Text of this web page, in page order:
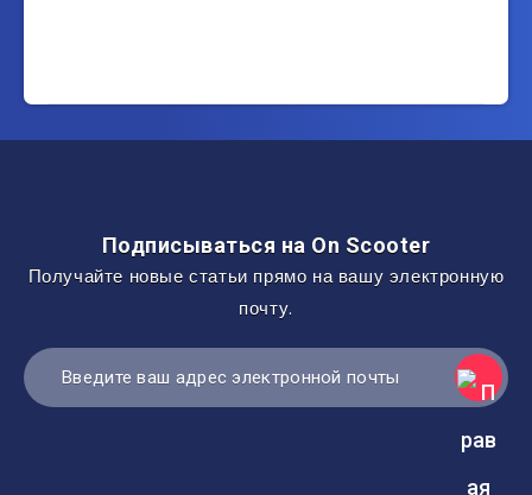
Подписываться на On Scooter
Получайте новые статьи прямо на вашу электронную
почту.